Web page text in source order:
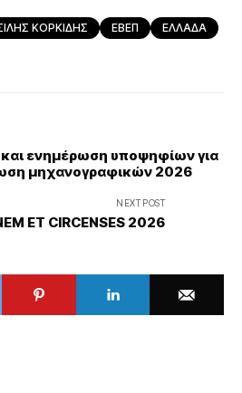
ΚΟΡΚΙΔΗΣ ΕΒΕΠ
ΕΛΛΑΔΑ
ενημέρωση υποψηφίων για
μηχανογραφικών 2026
NEXT POST
ET CIRCENSES 2026